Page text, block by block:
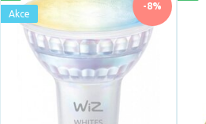
Napětí / napájení
vyžaduje předřadník
-8%
Akce